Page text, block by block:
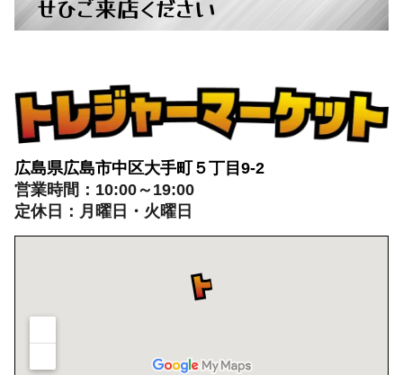
ぜひご来店ください
広島県広島市中区大手町５丁目9-2
営業時間：10:00～19:00
定休日：月曜日・火曜日